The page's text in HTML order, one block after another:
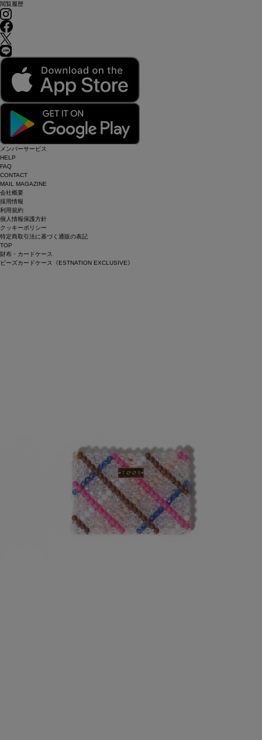
閲覧履歴
メンバーサービス
HELP
FAQ
CONTACT
MAIL MAGAZINE
会社概要
採用情報
利用規約
個人情報保護方針
クッキーポリシー
特定商取引法に基づく通販の表記
TOP
財布・カードケース
ビーズカードケース《ESTNATION EXCLUSIVE》